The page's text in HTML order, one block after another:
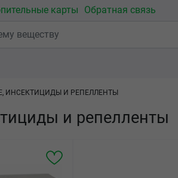
карты Обратная связь
ИНСЕКТИЦИДЫ И РЕПЕЛЛЕНТЫ
и репелленты